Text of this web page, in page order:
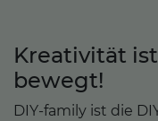
Kreativität
bewegt!
DIY-family ist die